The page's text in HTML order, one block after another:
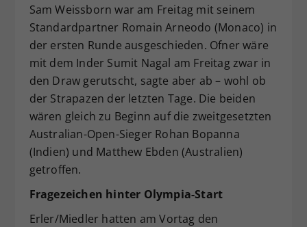
Sam Weissborn war am Freitag mit seinem
Standardpartner Romain Arneodo (Monaco) in
der ersten Runde ausgeschieden. Ofner wäre
mit dem Inder Sumit Nagal am Freitag zwar in
den Draw gerutscht, sagte aber ab – wohl ob
der Strapazen der letzten Tage. Die beiden
wären gleich zu Beginn auf die zweitgesetzten
Australian-Open-Sieger Rohan Bopanna
(Indien) und Matthew Ebden (Australien)
getroffen.
Fragezeichen hinter Olympia-Start
Erler/Miedler hatten am Vortag den